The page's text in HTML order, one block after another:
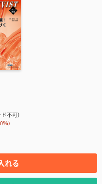
不可）
％)
れる